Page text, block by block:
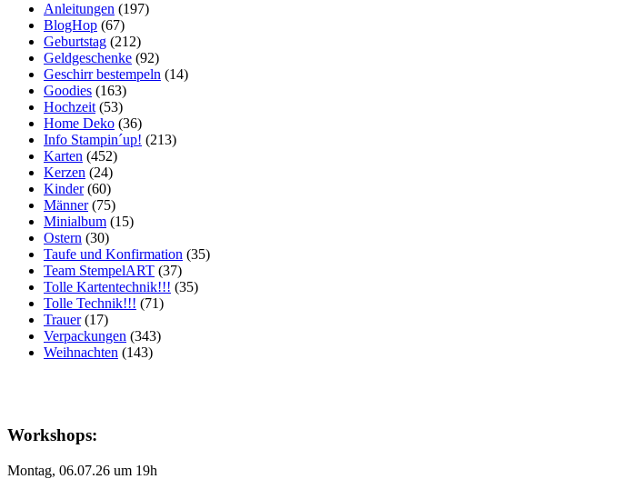
Anleitungen (197)
BlogHop (67)
Geburtstag (212)
Geldgeschenke (92)
Geschirr bestempeln (14)
Goodies (163)
Hochzeit (53)
Home Deko (36)
Info Stampin´up! (213)
Karten (452)
Kerzen (24)
Kinder(60)
Männer(75)
Minialbum (15)
Ostern (30)
Taufe und Konfirmation (35)
Team StempelART (37)
Tolle Kartentechnik!!! (35)
Tolle Technik!!! (71)
Trauer(17)
Verpackungen (343)
Weihnachten (143)
Workshops:
Montag, 06.07.26 um 19h